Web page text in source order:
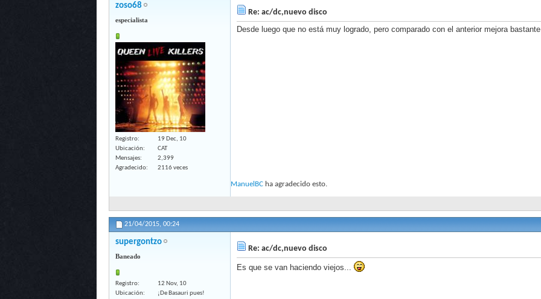
zoso68
especialista
Registro
19 Dec, 10
Ubicación
CAT
Mensajes
2,399
Agradecido
2116 veces
Re: ac/dc,nuevo disco
Desde luego que no está muy logrado, pero comparado con el anterior mejora
ManuelBC ha agradecido esto.
21/04/2015, 00:24
supergontzo
Baneado
Registro
12 Nov, 10
Ubicación
¡De Basauri pues!
Re: ac/dc,nuevo disco
Es que se van haciendo viejos...